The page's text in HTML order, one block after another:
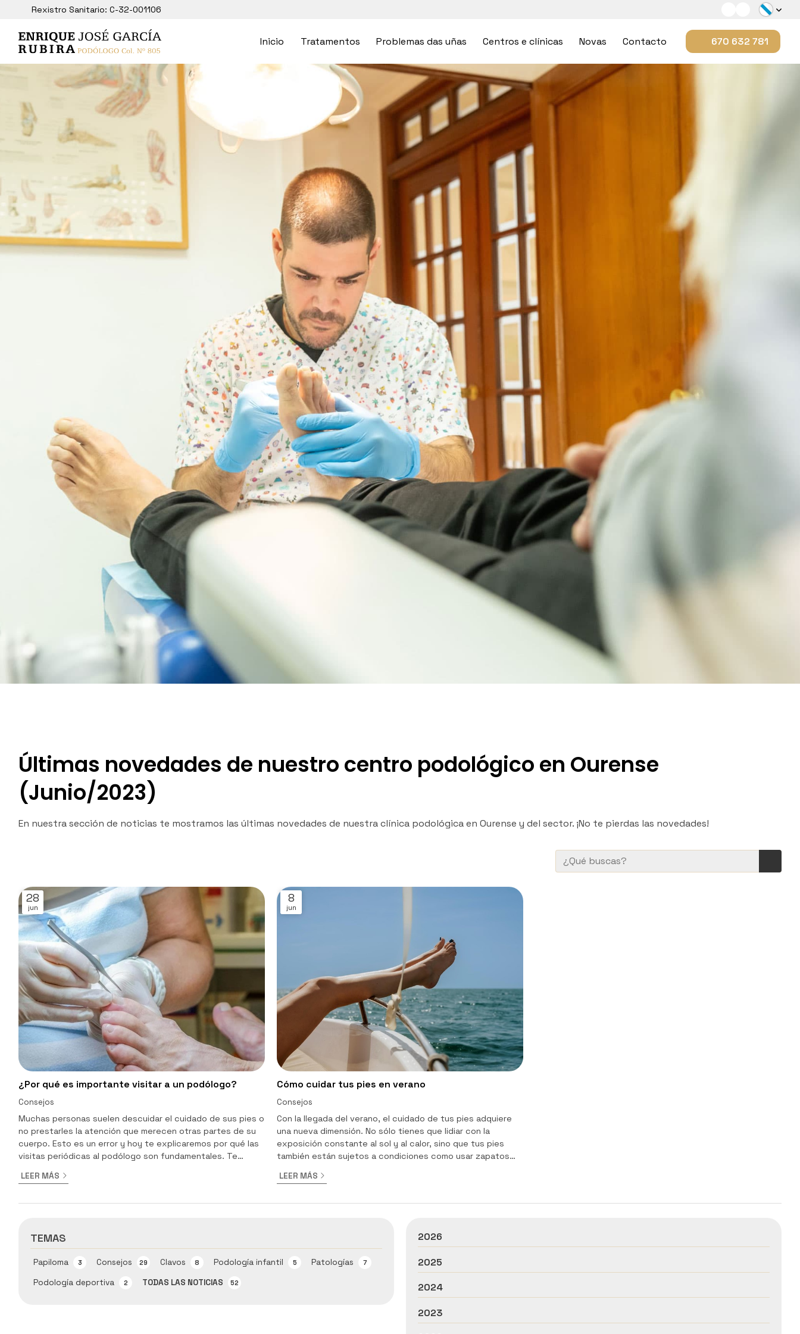
Rexistro Sanitario: C-32-001106
Inicio Tratamentos Problemas das uñas Centros e clínicas Novas Contacto 670 632 781
Últimas novedades de nuestro centro podológico en Ourense
(Junio/2023)
En nuestra sección de noticias te mostramos las últimas novedades de nuestra clínica podológica en Ourense y del sector. ¡No te pierdas las novedades!
TEMAS
TODAS LAS NOTICIAS 52
Papiloma 3 Consejos 29 Clavos 8 Podología infantil 5 Patologías 7
Podología deportiva 2
28
jun
¿Por qué es importante visitar a un podólogo?
Consejos
Muchas personas suelen descuidar el cuidado de sus pies o
no prestarles la atención que merecen otras partes de su
cuerpo. Esto es un error y hoy te explicaremos por qué las
visitas periódicas al podólogo son fundamentales. Te
especialistas para mantener la salud de tus pies. ¿Qué
deformidades: El podólogo puede valorar tu estructura
LEER MÁS
8
jun
Cómo cuidar tus pies en verano
Consejos
Con la llegada del verano, el cuidado de tus pies adquiere
una nueva dimensión. No sólo tienes que lidiar con la
exposición constante al sol y al calor, sino que tus pies
también están sujetos a condiciones como usar zapatos
asegurarnos de que sus pies estén sanos durante los
esenciales de podología para usted. Pies limpios e
LEER MÁS
2026
2025
2024
2023